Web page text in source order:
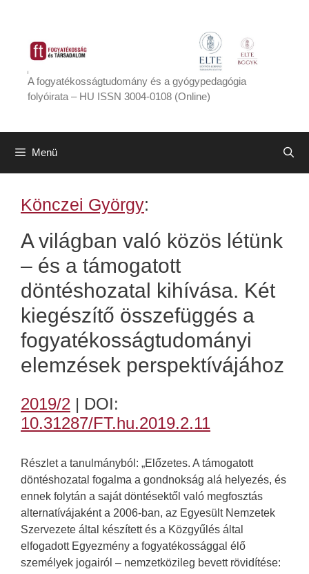
tartalomba
A fogyatékosságtudomány és a gyógypedagógia
folyóirata – HU ISSN 3004-0108 (Online)
Menü
Könczei György:
A világban való közös létünk
– és a támogatott
döntéshozatal kihívása. Két
kiegészítő összefüggés a
fogyatékosságtudományi
elemzések perspektívájához
2019/2 | DOI:
10.31287/FT.hu.2019.2.11
Részlet a tanulmányból: „Előzetes. A támogatott
döntéshozatal fogalma a gondnokság alá helyezés, és
ennek folytán a saját döntésektől való megfosztás
alternatívájaként a 2006-ban, az Egyesült Nemzetek
Szervezete által készített és a Közgyűlés által
elfogadott Egyezmény a fogyatékossággal élő
személyek jogairól – nemzetközileg bevett rövidítése: